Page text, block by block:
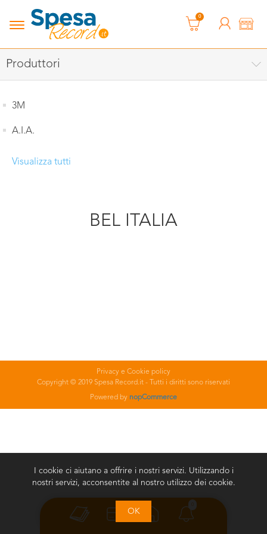
0
Produttori
3M
A.I.A.
Visualizza tutti
BEL ITALIA
Privacy e Cookie policy
Copyright © 2019 Spesa Record.it - Tutti i diritti sono riservati
Powered by nopCommerce
I cookie ci aiutano a offrire i nostri servizi. Utilizzando i
nostri servizi, acconsentite al nostro utilizzo dei cookie.
OK